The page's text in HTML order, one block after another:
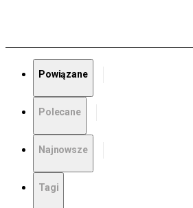
Powiązane
Polecane
Najnowsze
Tagi